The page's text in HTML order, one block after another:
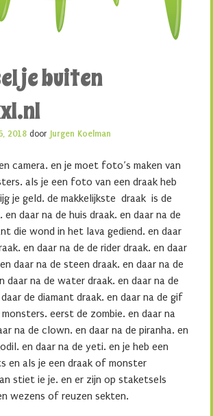
je buiten
2018 door Jurgen Koelman
camera. en je moet foto’s maken van
als je een foto van een draak heb
je geld. de makkelijkste draak is de
en daar na de huis draak. en daar na de
die wond in het lava gediend. en daar
en daar na de de rider draak. en daar
daar na de steen draak. en daar na de
daar na de water draak. en daar na de
de diamant draak. en daar na de gif
eerst de zombie. en daar na
na de clown. en daar na de piranha. en
en daar na de yeti. en je heb een
en als je een draak of monster
stiet ie je. en er zijn op staketsels
wezens of reuzen sekten.